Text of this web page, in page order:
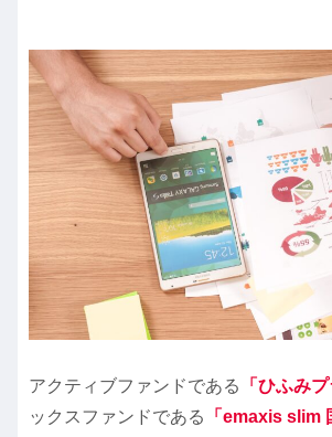
アクティブファンドである 「ひふみプ
ックスファンドである
「emaxis slim